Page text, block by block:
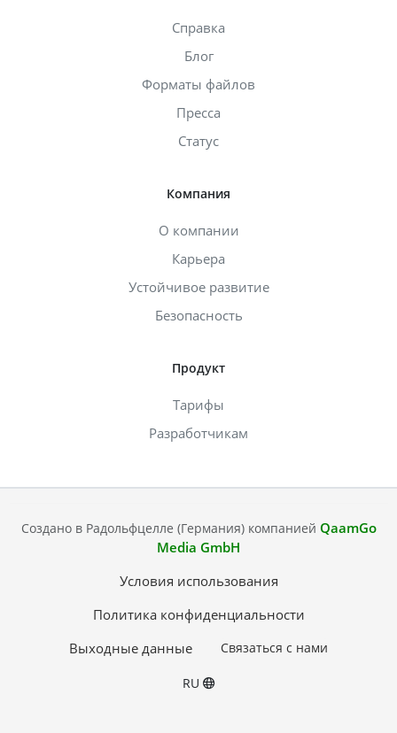
Справка
Блог
Форматы файлов
Пресса
Статус
Компания
О компании
Карьера
Устойчивое развитие
Безопасность
Продукт
Тарифы
Разработчикам
Создано в Радольфцелле (Германия) компанией QaamGo
Media GmbH
Условия использования
Политика конфиденциальности
Выходные данные
Связаться с нами
RU